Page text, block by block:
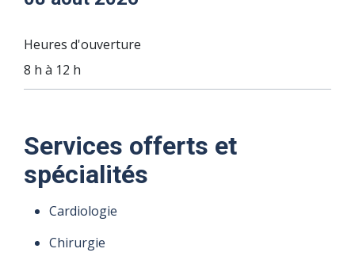
Heures d'ouverture
8 h à 12 h
2026
Heures
d'ouverture
8 h à 12 h
2026
Heures
d'ouverture
8 h à 20 h
2026
Heures
d'ouverture
8 h à 20 h
2026
Heures
d'ouverture
8 h à 20 h
2026
Heures
d'ouverture
8 h à 20 h
2026
Heures
d'ouverture
8 h à 20 h
Services offerts et
spécialités
Cardiologie
Chirurgie